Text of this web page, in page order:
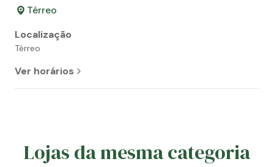
Térreo
Localização
Térreo
Ver horários
Lojas da mesma categoria